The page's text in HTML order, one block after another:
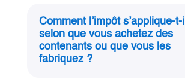
Comment l’impôt s’applique‑t‑il
selon que vous achetez des
contenants ou que vous les
fabriquez ?